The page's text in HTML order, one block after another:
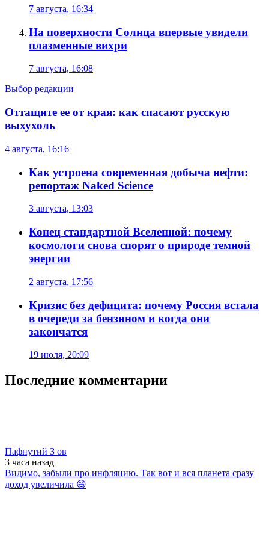
7 августа, 16:34
На поверхности Солнца впервые увидели
плазменные вихри
7 августа, 16:08
Выбор редакции
Оттащите ее от края: как спасают русскую
выхухоль
4 августа, 16:16
Как устроена современная добыча нефти:
репортаж Naked Science
3 августа, 13:03
Конец стандартной Вселенной: почему
космологи снова спорят о природе темной
энергии
2 августа, 17:56
Кризис без дефицита: почему Россия встала
в очереди за бензином и когда они
закончатся
19 июля, 20:09
Последние комментарии
Пафнутий З ов
3 часа назад
Видимо, забыли про инфляцию. Так вот и вся планета сразу
доход увеличила 😄